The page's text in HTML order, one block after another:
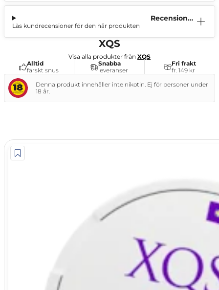
Recensioner
Läs kundrecensioner för den här produkten
XQS
Visa alla produkter från XQS
Alltid
färskt snus
Snabba
leveranser
Fri frakt
fr. 149 kr
Denna produkt innehåller inte nikotin. Ej för personer under
18 år.